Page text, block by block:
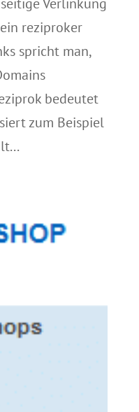
Verlinkung
reziproker
spricht man,
bedeutet
zum Beispiel